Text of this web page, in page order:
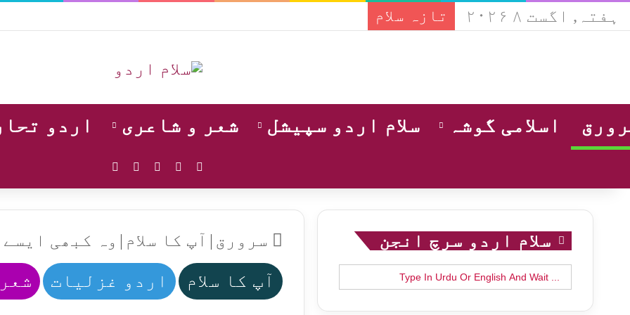
ہفتہ, اگست ۸ ۲۰۲۶ تازہ سلام
اسلامی گوشہ سلام اردو سپیشل شعر و شاعری اردو
Facebook
YouTube
Instagram
سرورق | آپ کا سلام | وہ کبھی
آپ کا سلام اردو غزلیات
سلام اردو سرچ انجن
Search
for: